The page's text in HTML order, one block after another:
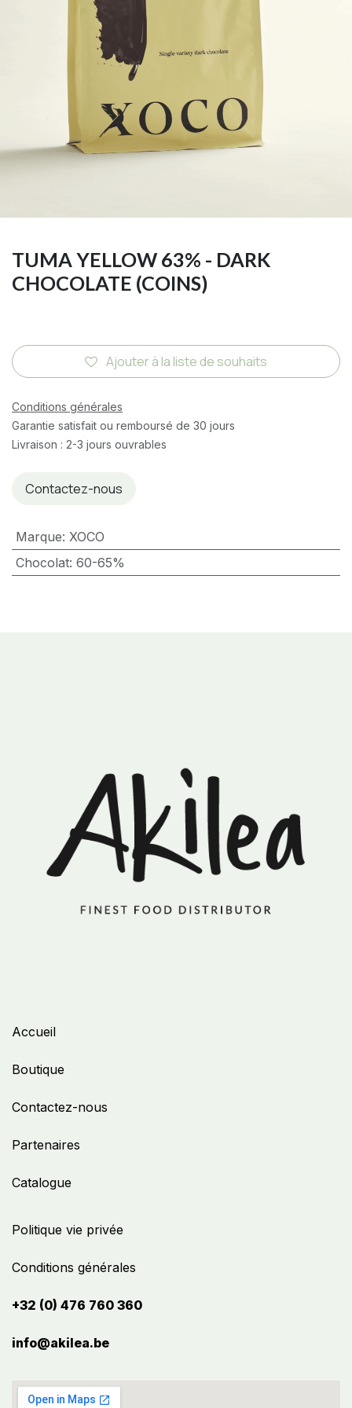
TUMA YELLOW 63% - DARK
CHOCOLATE (COINS)
Ajouter à la liste de souhaits
Conditions générales
Garantie satisfait ou remboursé de 30 jours
Livraison : 2-3 jours ouvrables
Contactez-nous
Marque: XOCO
Chocolat: 60-65%
Politique vie privée
Conditions générales
+32 (0) 476 760 360
info@akilea.be​
Accueil
Boutique
Contactez-nous
Partenaires
Catalogue